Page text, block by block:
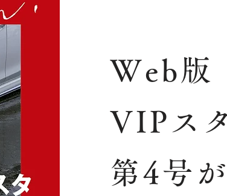
Web版
VIPス
第4号が